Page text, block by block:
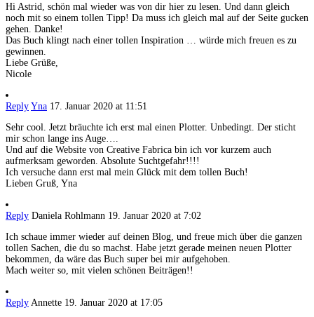
Hi Astrid, schön mal wieder was von dir hier zu lesen. Und dann gleich
noch mit so einem tollen Tipp! Da muss ich gleich mal auf der Seite gucken
gehen. Danke!
Das Buch klingt nach einer tollen Inspiration … würde mich freuen es zu
gewinnen.
Liebe Grüße,
Nicole
Reply Yna 17. Januar 2020 at 11:51
Sehr cool. Jetzt bräuchte ich erst mal einen Plotter. Unbedingt. Der sticht
mir schon lange ins Auge….
Und auf die Website von Creative Fabrica bin ich vor kurzem auch
aufmerksam geworden. Absolute Suchtgefahr!!!!
Ich versuche dann erst mal mein Glück mit dem tollen Buch!
Lieben Gruß, Yna
Reply Daniela Rohlmann 19. Januar 2020 at 7:02
Ich schaue immer wieder auf deinen Blog, und freue mich über die ganzen
tollen Sachen, die du so machst. Habe jetzt gerade meinen neuen Plotter
bekommen, da wäre das Buch super bei mir aufgehoben.
Mach weiter so, mit vielen schönen Beiträgen!!
Reply Annette 19. Januar 2020 at 17:05